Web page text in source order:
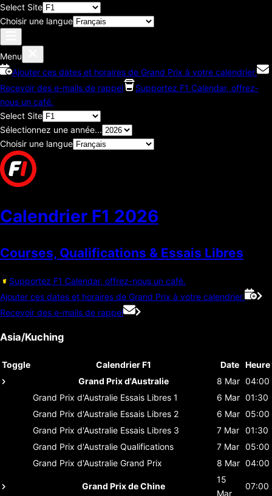
Select Site
Choisir une langue
Menu
Ajouter ces dates et horaires de Grand Prix à votre calendrier.
Recevoir des e-mails de rappel
Supportez F1 Calendar, offrez-
nous un café.
Select Site
Sélectionnez une année...
Choisir une langue
Calendrier F1 2026
Courses, Qualifications & Essais Libres
Supportez F1 Calendar, offrez-nous un café.
Ajouter ces dates et horaires de Grand Prix à votre calendrier.
Recevoir des e-mails de rappel
Asia/Kuching
Toggle Calendrier F1 Date Heure
Grand Prix d'Australie
8 Mar 04:00
Grand Prix d'Australie Essais Libres 1 6 Mar 01:30
Grand Prix d'Australie Essais Libres 2 6 Mar 05:00
Grand Prix d'Australie Essais Libres 3 7 Mar 01:30
Grand Prix d'Australie Qualifications 7 Mar 05:00
Grand Prix d'Australie Grand Prix 8 Mar 04:00
Grand Prix de Chine
15
Mar
07:00